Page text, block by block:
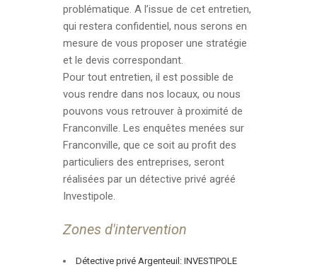
problématique. A l’issue de cet entretien,
qui restera confidentiel, nous serons en
mesure de vous proposer une stratégie
et le devis correspondant.
Pour tout entretien, il est possible de
vous rendre dans nos locaux, ou nous
pouvons vous retrouver à proximité de
Franconville. Les enquêtes menées sur
Franconville, que ce soit au profit des
particuliers des entreprises, seront
réalisées par un détective privé agréé
Investipole.
Zones d'intervention
Détective privé Argenteuil: INVESTIPOLE